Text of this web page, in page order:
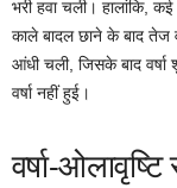
भरी हवा चली। हालांकि,
काले बादल छाने के बाद
आंधी चली, जिसके बाद
वर्षा नहीं हुई।
वर्षा-